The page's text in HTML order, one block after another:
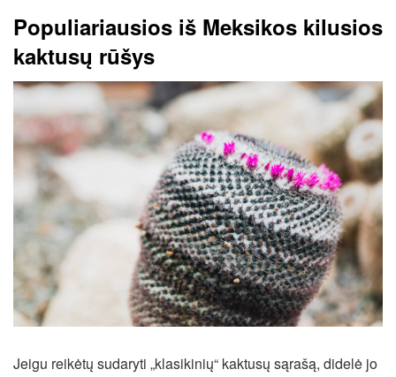
Populiariausios iš Meksikos kilusios
kaktusų rūšys
Jeigu reikėtų sudaryti „klasikinių“ kaktusų sąrašą, didelė jo